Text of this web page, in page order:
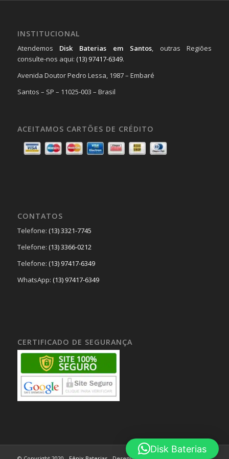
INSTITUCIONAL
Atendemos Disk Baterias em Santos, outras Regiões
consulte-nos aqui: (13) 97417-6349.
Avenida Doutor Pedro Lessa, 1987 – Embaré
Santos – SP – 11025-003 – Brasil
ACEITAMOS CARTÕES DE CRÉDITO
CONTATOS
Telefone: (13) 3321-7745
Telefone: (13) 3366-0212
Telefone: (13) 97417-6349
WhatsApp: (13) 97417-6349
CERTIFICADO DE SEGURANÇA
Disk Baterias